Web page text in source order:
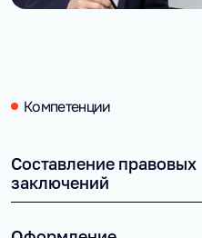
Компетенции
Составление правовых
заключений
Анализ конкретной